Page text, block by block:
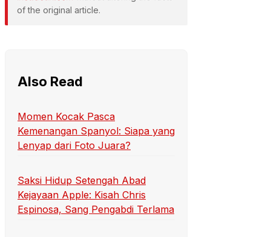
of the original article.
Also Read
Momen Kocak Pasca
Kemenangan Spanyol: Siapa yang
Lenyap dari Foto Juara?
Saksi Hidup Setengah Abad
Kejayaan Apple: Kisah Chris
Espinosa, Sang Pengabdi Terlama